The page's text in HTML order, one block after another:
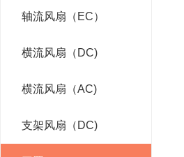
轴流风扇（EC）
横流风扇（DC)
横流风扇（AC)
支架风扇（DC)